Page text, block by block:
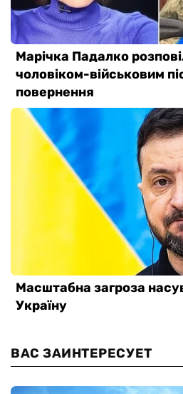
ВАС ЗАИНТЕРЕСУЕТ